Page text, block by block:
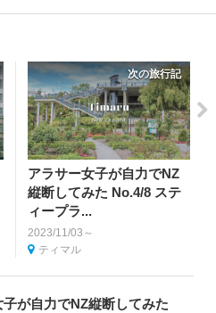
次の旅行記
アラサー女子が自力でNZ
縦断してみた No.4/8 ステ
ィープラ...
2023/11/03～
ティマル
子が自力でNZ縦断してみた